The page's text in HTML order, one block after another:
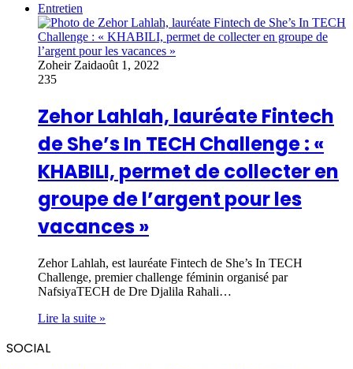
Entretien
Zoheir Zaidaoût 1, 2022
235
Zehor Lahlah, lauréate Fintech
de She’s In TECH Challenge : «
KHABILI, permet de collecter en
groupe de l’argent pour les
vacances »
Zehor Lahlah, est lauréate Fintech de She’s In TECH
Challenge, premier challenge féminin organisé par
NafsiyaTECH de Dre Djalila Rahali…
Lire la suite »
SOCIAL